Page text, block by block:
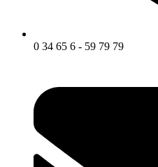
0 34 65 6 - 59 79 79